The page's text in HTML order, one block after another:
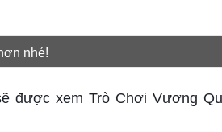
nhé!
được xem Trò Chơi Vương